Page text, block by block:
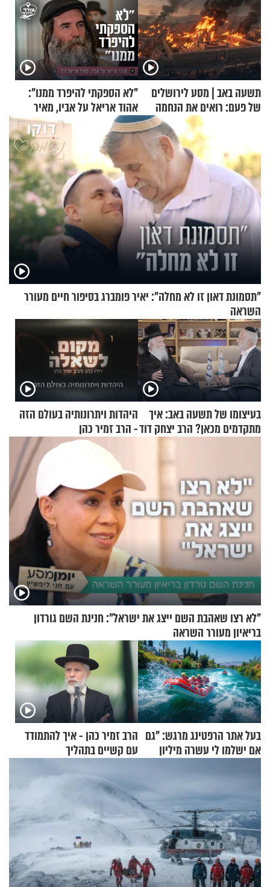
תשעה באב | מסע לירושלים
של פעם: רואים את הנחמה
"לא הספקתי להיפרד ממנו":
אהוד אריאל על אביו, מאיר
אריאל ז"ל
"תסמונת דאון זו לא מחלה": יאיר פומברג בסיפור חיים מעורר
השראה
בעיצומו של תשעה באב: איך
מתקדמים מכאן? הרב יצחק דוד
גרוסמן בשיחה מיוחדת
היהדות ויתרונותיה בעולם הזה
- הרב זמיר כהן
"לא רצו שאהבת השם ייצג את ישראל": חנינת השם גורדון
בריאיון מעורר השראה
בעל אתר הרפטינג מרגש: "גם
אם ישלמו לי עשרה מיליון
הרב זמיר כהן - איך להתמודד
עם קשיים בתהליך